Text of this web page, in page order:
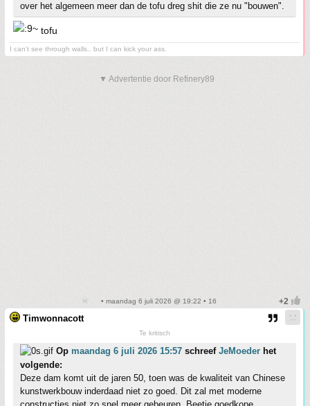
over het algemeen meer dan de tofu dreg shit die ze nu "bouwen".
tofu
I can't see through walls.. but I can kick your ass.
▼ Advertentie door Refinery89
• maandag 6 juli 2026 @ 19:22 • 16
Timwonnacott
Te kritisch
Op maandag 6 juli 2026 15:57 schreef JeMoeder het
volgende:
Deze dam komt uit de jaren 50, toen was de kwaliteit van Chinese
kunstwerkbouw inderdaad niet zo goed. Dit zal met moderne